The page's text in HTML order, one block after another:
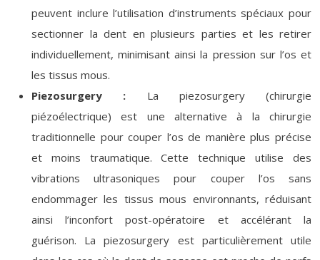
peuvent inclure l’utilisation d’instruments spéciaux pour
sectionner la dent en plusieurs parties et les retirer
individuellement, minimisant ainsi la pression sur l’os et
les tissus mous.
Piezosurgery : La piezosurgery (chirurgie
piézoélectrique) est une alternative à la chirurgie
traditionnelle pour couper l’os de manière plus précise
et moins traumatique. Cette technique utilise des
vibrations ultrasoniques pour couper l’os sans
endommager les tissus mous environnants, réduisant
ainsi l’inconfort post-opératoire et accélérant la
guérison. La piezosurgery est particulièrement utile